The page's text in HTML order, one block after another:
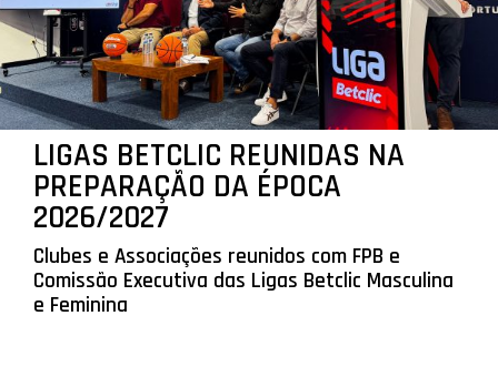
LIGAS BETCLIC REUNIDAS NA
PREPARAÇÃO DA ÉPOCA
2026/2027
Clubes e Associações reunidos com FPB e
Comissão Executiva das Ligas Betclic Masculina
e Feminina